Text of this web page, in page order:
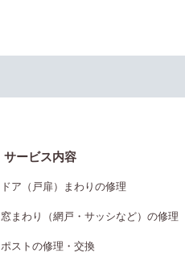
サービス内容
ドア（戸扉）まわりの修理
窓まわり（網戸・サッシなど）の修理
ポストの修理・交換